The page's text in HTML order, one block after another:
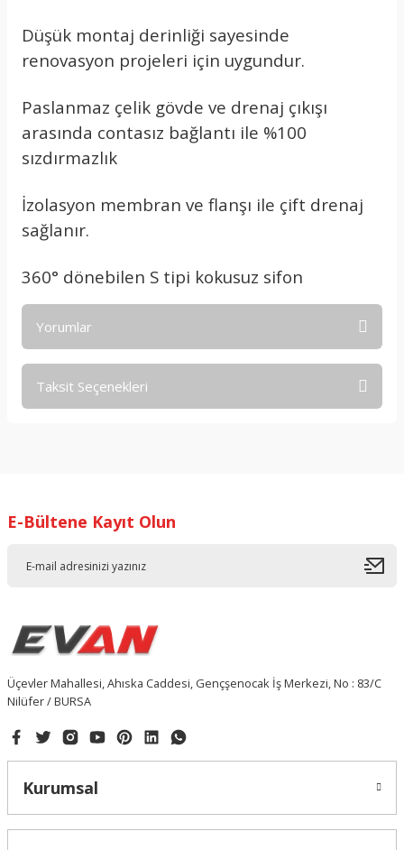
Düşük montaj derinliği sayesinde
renovasyon projeleri için uygundur.
Paslanmaz çelik gövde ve drenaj çıkışı
arasında contasız bağlantı ile %100
sızdırmazlık
İzolasyon membran ve flanşı ile çift drenaj
sağlanır.
360° dönebilen S tipi kokusuz sifon
Yorumlar
Taksit Seçenekleri
E-Bültene Kayıt Olun
Üçevler Mahallesi, Ahıska Caddesi, Gençşenocak İş Merkezi, No : 83/C
Nilüfer / BURSA
Kurumsal